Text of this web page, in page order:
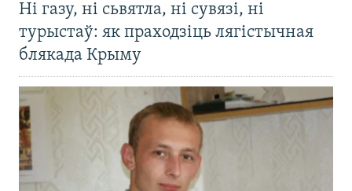
Ні газу, ні сьвятла, ні сувязі, ні
турыстаў: як праходзіць лягістычная
блякада Крыму